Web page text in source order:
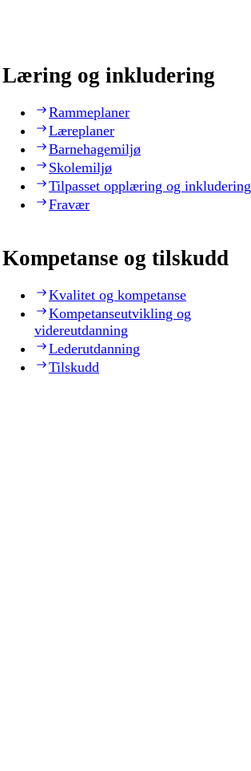
Læring og inkludering
Rammeplaner
Læreplaner
Barnehagemiljø
Skolemiljø
Tilpasset opplæring og inkludering
Fravær
Kompetanse og tilskudd
Kvalitet og kompetanse
Kompetanseutvikling og
videreutdanning
Lederutdanning
Tilskudd